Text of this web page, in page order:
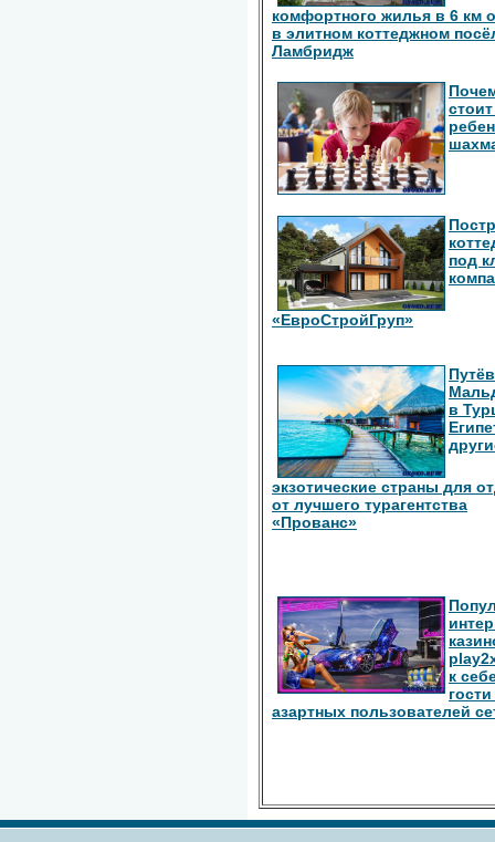
комфортного жилья в 6 км
в элитном коттеджном
Ламбридж
под
«ЕвроСтройГруп»
в
экзотические страны для
от лучшего турагентства
«Прованс»
к
азартных пользователей